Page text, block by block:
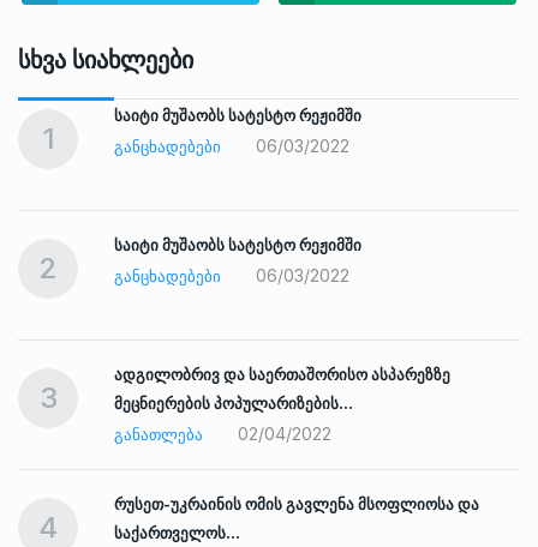
Სხვა Სიახლეები
1
საიტი მუშაობს სატესტო რეჟიმში
ᲒᲐᲜᲪᲮᲐᲓᲔᲑᲔᲑᲘ
06/03/2022
2
საიტი მუშაობს სატესტო რეჟიმში
ᲒᲐᲜᲪᲮᲐᲓᲔᲑᲔᲑᲘ
06/03/2022
3
ადგილობრივ და საერთაშორისო ასპარეზზე
მეცნიერების პოპულარიზების…
ᲒᲐᲜᲐᲗᲚᲔᲑᲐ
02/04/2022
4
რუსეთ-უკრაინის ომის გავლენა მსოფლიოსა და
საქართველოს…